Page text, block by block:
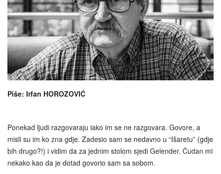
Piše: Irfan HOROZOVIĆ
Ponekad ljudi razgovaraju iako im se ne razgovara. Govore, a
misli su im ko zna gdje. Zadesio sam se nedavno u “Išaretu” (gdje
bih drugo?!) i vidim da za jednim stolom sjedi Gelender. Čudan mi
nekako kao da je dotad govorio sam sa sobom.